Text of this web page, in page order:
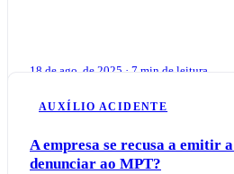
18 de ago. de 2025 · 7 min de leitura
AUXÍLIO ACIDENTE
A empresa se recusa a emitir
denunciar ao MPT?